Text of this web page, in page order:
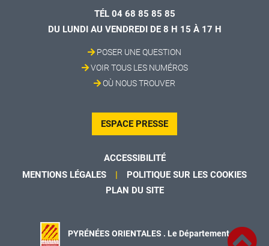
TÉL 04 68 85 85 85
DU LUNDI AU VENDREDI DE 8 H 15 À 17 H
POSER UNE QUESTION
VOIR TOUS LES NUMÉROS
OÙ NOUS TROUVER
ESPACE PRESSE
ACCESSIBILITÉ
MENTIONS LÉGALES
POLITIQUE SUR LES COOKIES
PLAN DU SITE
PYRÉNÉES ORIENTALES . Le Département